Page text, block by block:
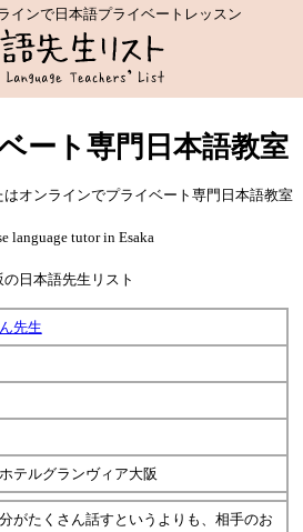
インで日本語プライベートレッスン
ート専門日本語教室
オンラインでプライベート専門日本語教室
language tutor in Esaka
の日本語先生リスト
先生
テルグランヴィア大阪
がたくさん話すというよりも、相手のお